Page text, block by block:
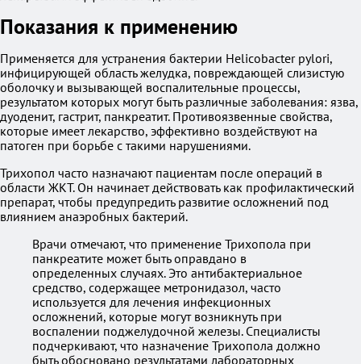
Показания к применению
Применяется для устранения бактерии Helicobacter pylori,
инфицирующей область желудка, повреждающей слизистую
оболочку и вызывающей воспалительные процессы,
результатом которых могут быть различные заболевания: язва,
дуоденит, гастрит, панкреатит. Противоязвенные свойства,
которые имеет лекарство, эффективно воздействуют на
патоген при борьбе с такими нарушениями.
Трихопол часто назначают пациентам после операций в
области ЖКТ. Он начинает действовать как профилактический
препарат, чтобы предупредить развитие осложнений под
влиянием анаэробных бактерий.
Врачи отмечают, что применение Трихопола при
панкреатите может быть оправдано в
определенных случаях. Это антибактериальное
средство, содержащее метронидазол, часто
используется для лечения инфекционных
осложнений, которые могут возникнуть при
воспалении поджелудочной железы. Специалисты
подчеркивают, что назначение Трихопола должно
быть обосновано результатами лабораторных